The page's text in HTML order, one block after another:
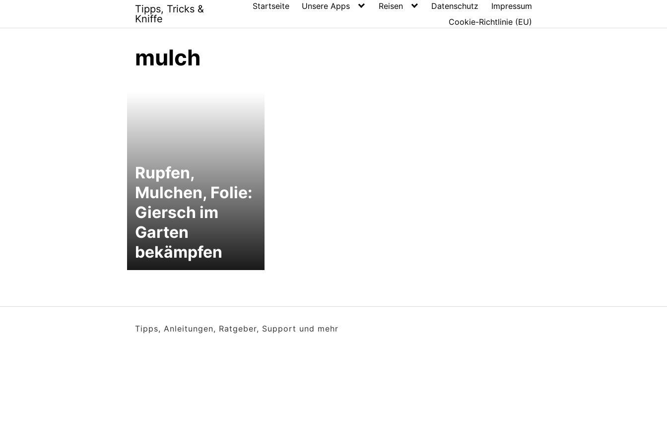
content
Tipps, Tricks &
Kniffe
Startseite Unsere Apps Reisen Datenschutz
Impressum
Cookie-Richtlinie (EU)
mulch
Rupfen,
Mulchen, Folie:
Giersch im
Garten
bekämpfen
Tipps, Anleitungen, Ratgeber, Support und mehr